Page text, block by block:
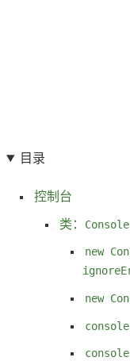
目录
控制台
类： Console
new
new